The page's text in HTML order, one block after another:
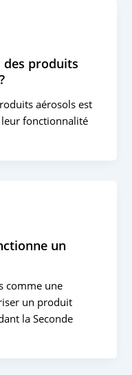
des produits
aérosols est
fonctionnalité
un
comme une
un produit
la Seconde